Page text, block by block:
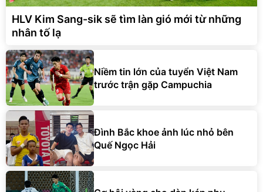
HLV Kim Sang-sik sẽ tìm làn gió mới từ những
nhân tố lạ
Niềm tin lớn của tuyển Việt Nam
trước trận gặp Campuchia
Đình Bắc khoe ảnh lúc nhỏ bên
Quế Ngọc Hải